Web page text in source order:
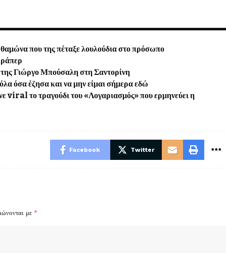
που της πέταξε λουλούδια στο πρόσωπο
της Γιώργο Μπούσαλη στη Σαντορίνη
όσα έζησα και να μην είμαι σήμερα εδώ
viral το τραγούδι του «Λογαριασμός» που ερμηνεύει η
Facebook Twitter
με *